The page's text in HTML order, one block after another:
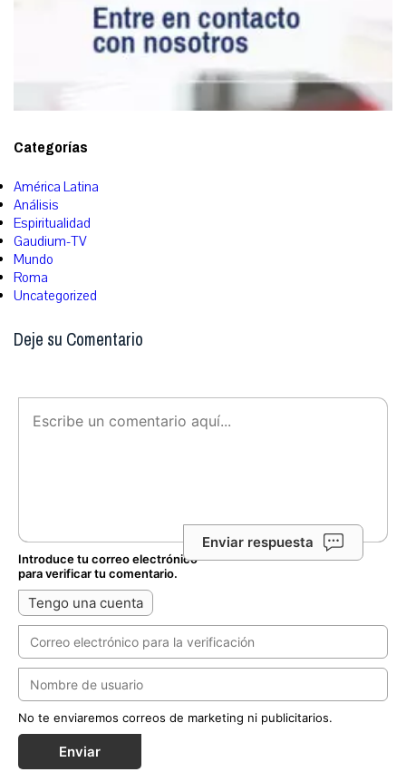
Categorías
América Latina
Análisis
Espiritualidad
Gaudium-TV
Mundo
Roma
Uncategorized
Deje su Comentario
Enviar respuesta
Introduce tu correo electrónico
para verificar tu comentario.
Tengo una cuenta
No te enviaremos correos de marketing ni publicitarios.
Enviar